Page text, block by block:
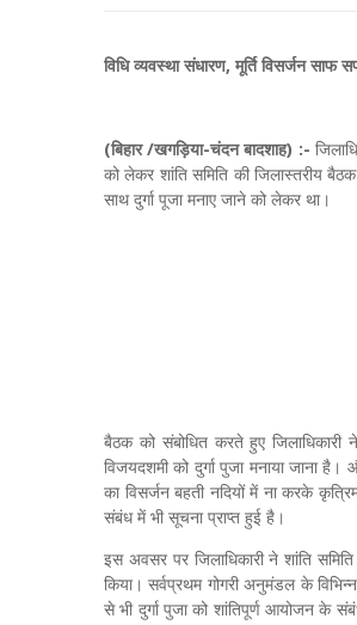
विधि व्यवस्था संधारण, मूर्ति विसर्जन
(बिहार /खगड़िया-चंदन बादशाह) :-
को लेकर शांति समिति की जिलास्तरीय
साथ दुर्गा पूजा मनाए जाने को लेकर था।
बैठक को संबोधित करते हुए
विजयदशमी को दुर्गा पुजा मनाया जाना
का विसर्जन बहती नदियों में ना करके
संबंध में भी सूचना प्राप्त हुई है।
इस अवसर पर जिलाधिकारी ने शांति
किया। सर्वप्रथम गोगरी अनुमंडल के
से भी दुर्गा पुजा को शांतिपूर्ण आयोजन के